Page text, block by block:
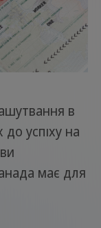
в
успіху на
має для